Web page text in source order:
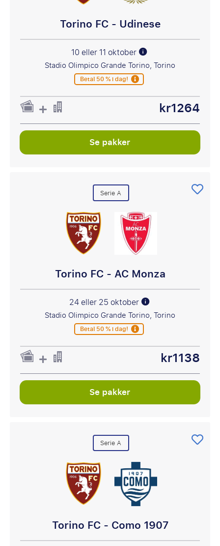
Torino FC - Udinese
10 eller 11 oktober
Stadio Olimpico Grande Torino, Torino
Betal 50 % i dag!
kr1264
Se pakker
Serie A
Torino FC - AC Monza
24 eller 25 oktober
Stadio Olimpico Grande Torino, Torino
Betal 50 % i dag!
kr1138
Se pakker
Serie A
Torino FC - Como 1907